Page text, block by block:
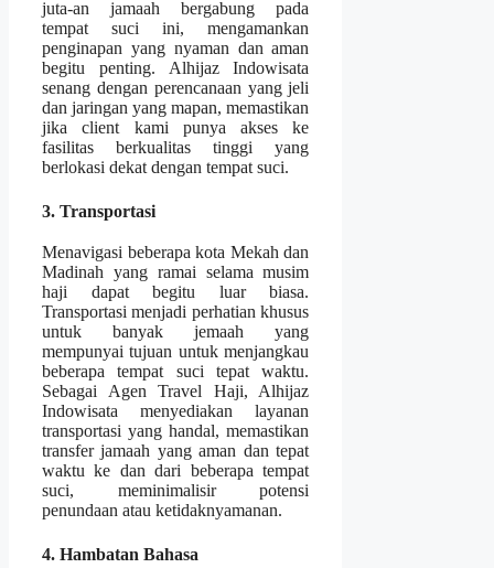
juta-an jamaah bergabung pada
tempat suci ini, mengamankan
penginapan yang nyaman dan aman
begitu penting. Alhijaz Indowisata
senang dengan perencanaan yang jeli
dan jaringan yang mapan, memastikan
jika client kami punya akses ke
fasilitas berkualitas tinggi yang
berlokasi dekat dengan tempat suci.
3. Transportasi
Menavigasi beberapa kota Mekah dan
Madinah yang ramai selama musim
haji dapat begitu luar biasa.
Transportasi menjadi perhatian khusus
untuk banyak jemaah yang
mempunyai tujuan untuk menjangkau
beberapa tempat suci tepat waktu.
Sebagai Agen Travel Haji, Alhijaz
Indowisata menyediakan layanan
transportasi yang handal, memastikan
transfer jamaah yang aman dan tepat
waktu ke dan dari beberapa tempat
suci, meminimalisir potensi
penundaan atau ketidaknyamanan.
4. Hambatan Bahasa